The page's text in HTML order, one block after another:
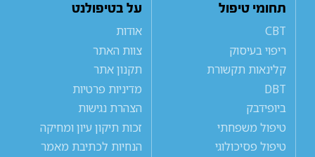
תחומי טיפול
CBT
ריפוי בעיסוק
קלינאות תקשורת
DBT
ביופידבק
טיפול משפחתי
טיפול פסיכולוגי
על בטיפולנט
אודות
צוות האתר
תקנון אתר
מדיניות פרטיות
הצהרת נגישות
זכות תיקון עיון ומחיקה
הנחיות לכתיבת מאמר